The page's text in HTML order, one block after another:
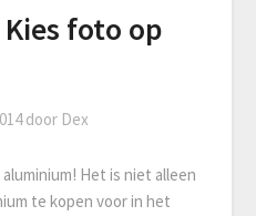
foto op
door Dex
Het is niet alleen
te kopen voor in het